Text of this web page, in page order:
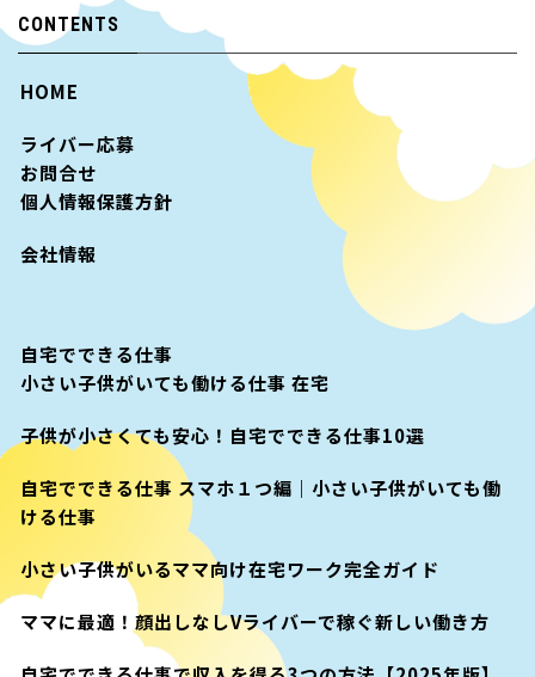
CONTENTS
HOME
ライバー応募
お問合せ
個人情報保護方針
会社情報
自宅でできる仕事
小さい子供がいても働ける仕事 在宅
子供が小さくても安心！自宅でできる仕事10選
自宅でできる仕事 スマホ１つ編｜小さい子供がいても働
ける仕事
小さい子供がいるママ向け在宅ワーク完全ガイド
ママに最適！顔出しなしVライバーで稼ぐ新しい働き方